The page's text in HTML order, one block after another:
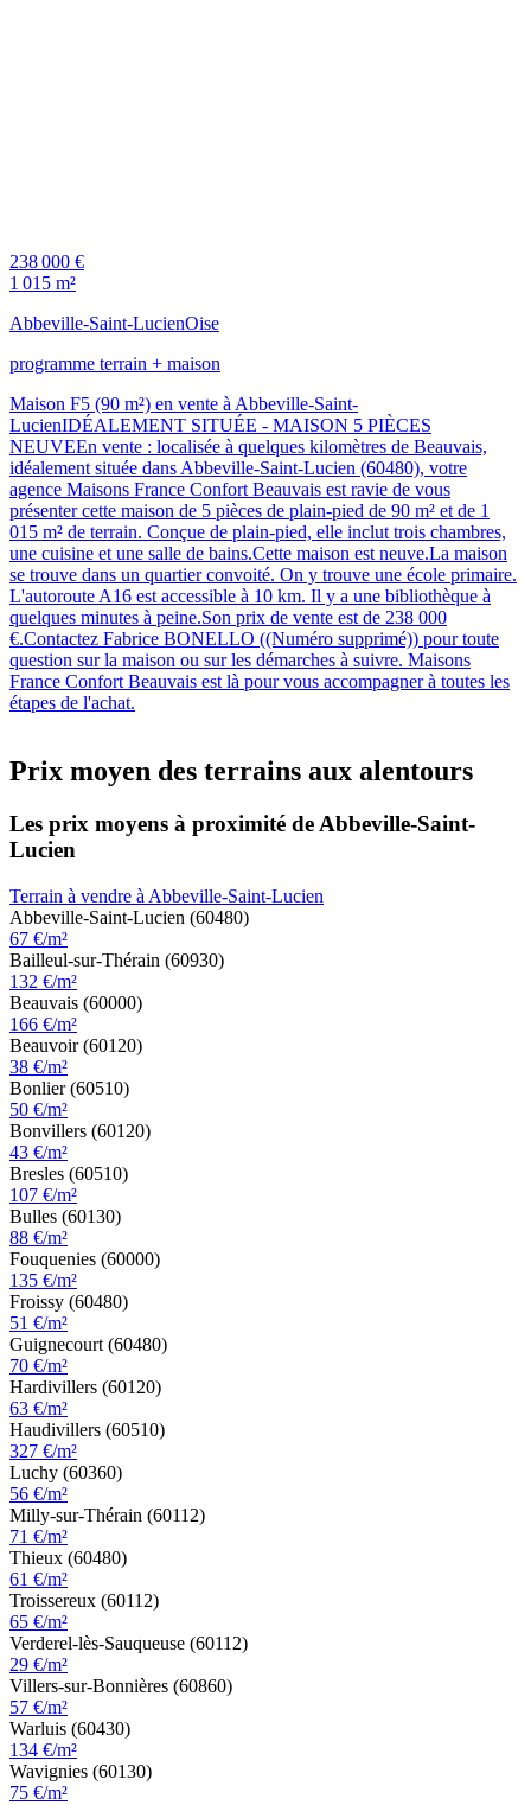
238 000 €
1 015 m²
Abbeville-Saint-LucienOise
programme terrain + maison
Maison F5 (90 m²) en vente à Abbeville-Saint-
LucienIDÉALEMENT SITUÉE - MAISON 5 PIÈCES
NEUVEEn vente : localisée à quelques kilomètres de Beauvais,
idéalement située dans Abbeville-Saint-Lucien (60480), votre
agence Maisons France Confort Beauvais est ravie de vous
présenter cette maison de 5 pièces de plain-pied de 90 m² et de 1
015 m² de terrain. Conçue de plain-pied, elle inclut trois chambres,
une cuisine et une salle de bains.Cette maison est neuve.La maison
se trouve dans un quartier convoité. On y trouve une école primaire.
L'autoroute A16 est accessible à 10 km. Il y a une bibliothèque à
quelques minutes à peine.Son prix de vente est de 238 000
€.Contactez Fabrice BONELLO ((Numéro supprimé)) pour toute
question sur la maison ou sur les démarches à suivre. Maisons
France Confort Beauvais est là pour vous accompagner à toutes les
étapes de l'achat.
Prix moyen des terrains aux alentours
Les prix moyens à proximité de Abbeville-Saint-
Lucien
Terrain à vendre à Abbeville-Saint-Lucien
Abbeville-Saint-Lucien (60480)
67 €/m²
Bailleul-sur-Thérain (60930)
132 €/m²
Beauvais (60000)
166 €/m²
Beauvoir (60120)
38 €/m²
Bonlier (60510)
50 €/m²
Bonvillers (60120)
43 €/m²
Bresles (60510)
107 €/m²
Bulles (60130)
88 €/m²
Fouquenies (60000)
135 €/m²
Froissy (60480)
51 €/m²
Guignecourt (60480)
70 €/m²
Hardivillers (60120)
63 €/m²
Haudivillers (60510)
327 €/m²
Luchy (60360)
56 €/m²
Milly-sur-Thérain (60112)
71 €/m²
Thieux (60480)
61 €/m²
Troissereux (60112)
65 €/m²
Verderel-lès-Sauqueuse (60112)
29 €/m²
Villers-sur-Bonnières (60860)
57 €/m²
Warluis (60430)
134 €/m²
Wavignies (60130)
75 €/m²